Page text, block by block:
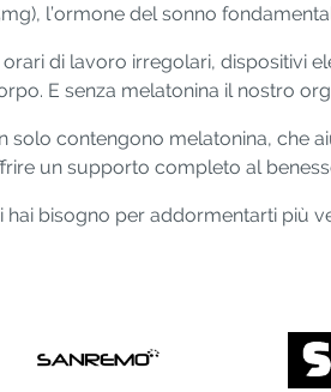
l’ormone del sonno
di lavoro irregolari, dispositivi
E senza melatonina il nostro
solo contengono melatonina, che
un supporto completo al
bisogno per addormentarti più